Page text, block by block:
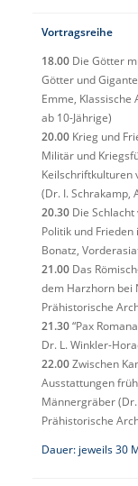
Vortragsreihe
18.00 Die Götter
Götter und
Emme,
ab 10-Jährige)
20.00 Krieg und
Militär und
Keilschriftkulturen
(Dr. I. Schrakamp,
20.30 Die
Politik und
Bonatz,
21.00 Das
dem Harzhorn bei
Prähistorische
21.30“Pax
Dr. L. Winkler-
22.00Zwischen
Ausstattungen
Männergräber
Prähistorische
Dauer: jeweils 30